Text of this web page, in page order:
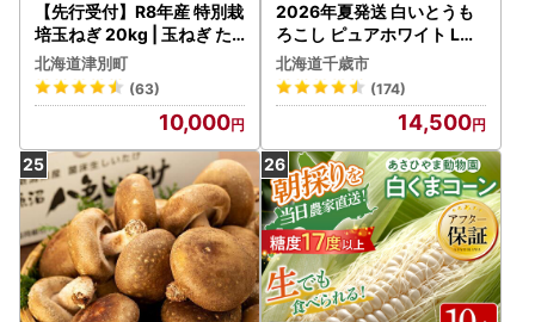
【先行受付】R8年産 特別栽
培玉ねぎ 20kg | 玉ねぎ た
まねぎ タマネギ 玉葱 大容
量 オニオン 甘い 減農薬 特
別栽培 国産 カレー ハンバ
ーグ 煮込み 炒め物 北海道
津別町 送料無料
北海道津別町
(63)
10,000
2026年夏発送 白いとうも
ろこし ピュアホワイト L～
2L 13本
北海道千歳市
(174)
14,500